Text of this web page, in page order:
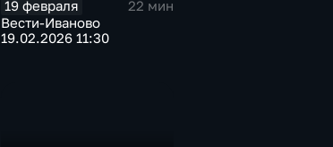
19 февраля
22 мин
Вести-Иваново
19.02.2026 11:30